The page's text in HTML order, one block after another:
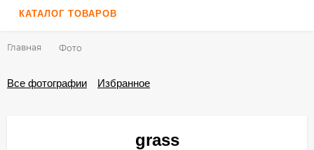
КАТАЛОГ ТОВАРОВ
Главная Фото
Все фотографии Избранное
grass